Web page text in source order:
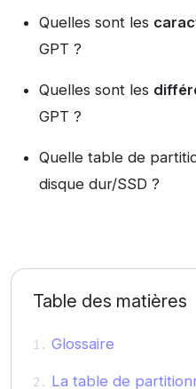
Quelles sont les
GPT ?
Quelles sont les
GPT ?
Quelle table de
disque dur/SSD ?
Table des matières
Glossaire
La table de